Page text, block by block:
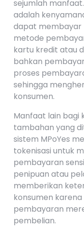
sejumlah
adalah
dapat membayar
metode
kartu kredit atau
bahkan
proses
sehingga
konsumen.
Manfaat lain bagi
tambahan yang
sistem MPoYes
tokenisasi untuk
pembayaran
penipuan atau
memberikan
konsumen
pembayaran
pembelian.